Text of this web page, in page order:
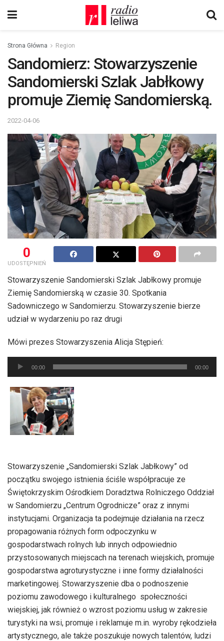
Strona Główna Region
Sandomierz: Stowarzyszenie
Sandomierski Szlak Jabłkowy
promuje Ziemię Sandomierską.
2022-04-06
0
UDOSTĘPNIEŃ
Stowarzyszenie Sandomierski Szlak Jabłkowy promuje
Ziemię Sandomierską w czasie 30. Spotkania
Sadowniczego w Sandomierzu. Stowarzyszenie bierze
udział w wydarzeniu po raz drugi
Mówi prezes Stowarzyszenia Alicja Stępień:
Odtwarzacz
plików
dźwiękowych
00:00 00:00
Stowarzyszenie „Sandomierski Szlak Jabłkowy” od
początku swojego istnienia ściśle współpracuje ze
Świętokrzyskim Ośrodkiem Doradztwa Rolniczego Oddział
w Sandomierzu „Centrum Ogrodnicze” oraz z innymi
instytucjami. Organizacja ta podejmuje działania na rzecz
propagowania różnych form odpoczynku w
gospodarstwach rolnych lub innych odpowiednio
przystosowanych miejscach na terenach wiejskich, promuje
gospodarstwa agroturystyczne i inne formy działalności
marketingowej. Stowarzyszenie dba o podnoszenie
poziomu zawodowego i kulturalnego społeczności
wiejskiej, jak również o wzrost poziomu usług w zakresie
turystyki na wsi, promuje i reklamuje m.in. wyroby rękodzieła
artystycznego, ale także poszukuje nowych talentów, ludzi